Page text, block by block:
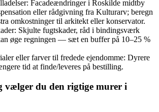
Facadeændringer i Roskilde midtby
eller rådgivning fra Kulturarv; beregn
omkostninger til arkitekt eller konservator.
Skjulte fugtskader, råd i bindingsværk
øge regningen — sæt en buffer på 10–25 %
eller farver til fredede ejendomme: Dyrere
tid at finde/leveres på bestilling.
vælger du den rigtige murer i